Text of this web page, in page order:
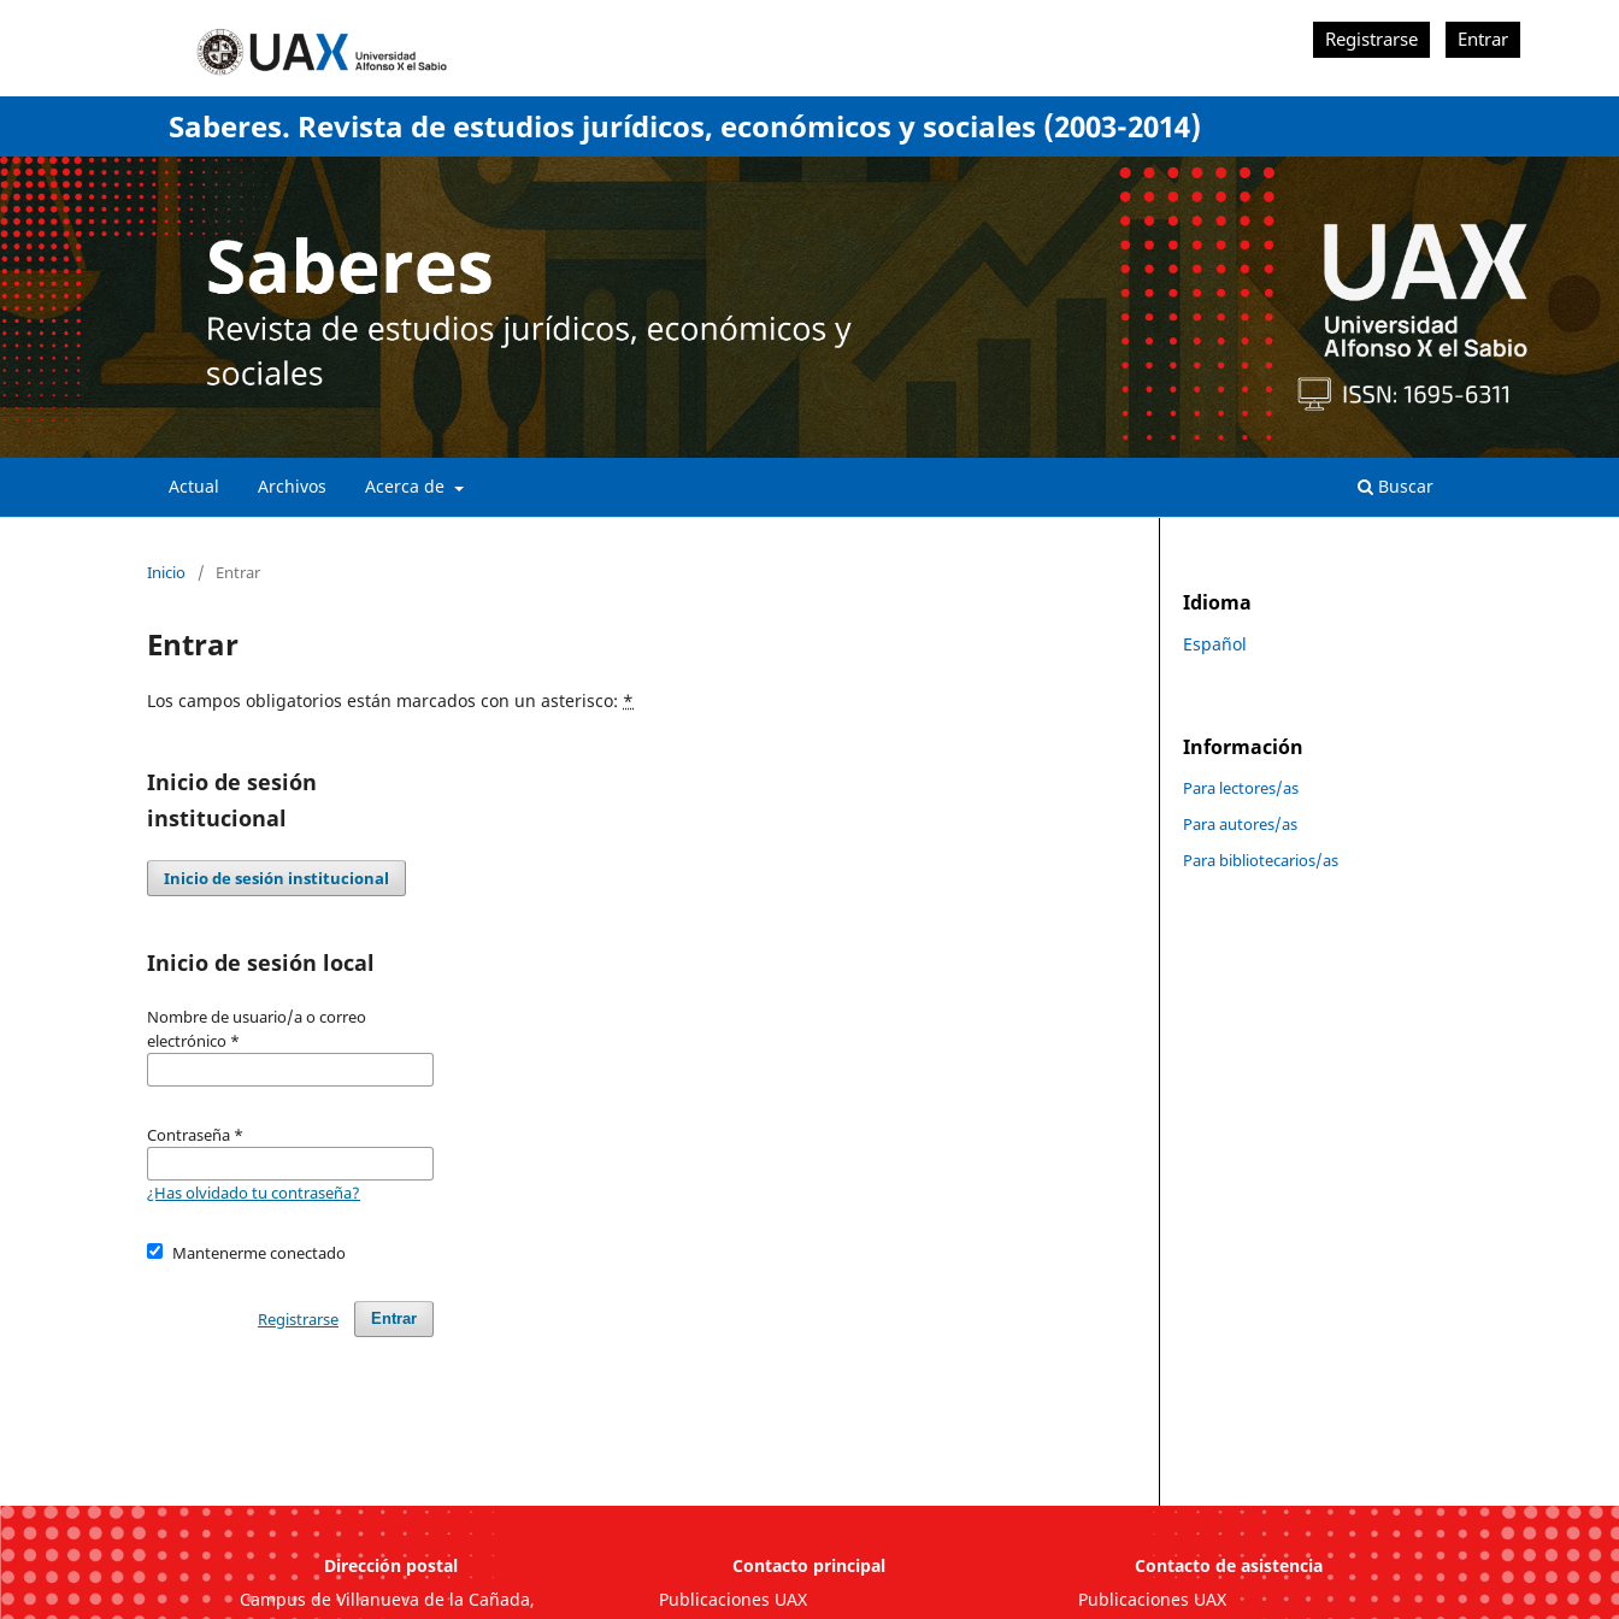
Saberes. Revista de estudios jurídicos, económicos y sociales (2003-2014)
Actual Archivos Acerca de Buscar
Registrarse Entrar
Inicio / Entrar
Entrar
Los campos obligatorios están marcados con un asterisco: *
Inicio de sesión
institucional
Inicio de sesión institucional
Inicio de sesión local
Nombre de usuario/a o correo
electrónico *
Contraseña *
¿Has olvidado tu contraseña?
Mantenerme conectado
Entrar
Registrarse
Idioma
Español
Información
Para lectores/as
Para autores/as
Para bibliotecarios/as
Dirección postal
Campus de Villanueva de la Cañada,
Contacto principal
Publicaciones UAX
Contacto de asistencia
Publicaciones UAX